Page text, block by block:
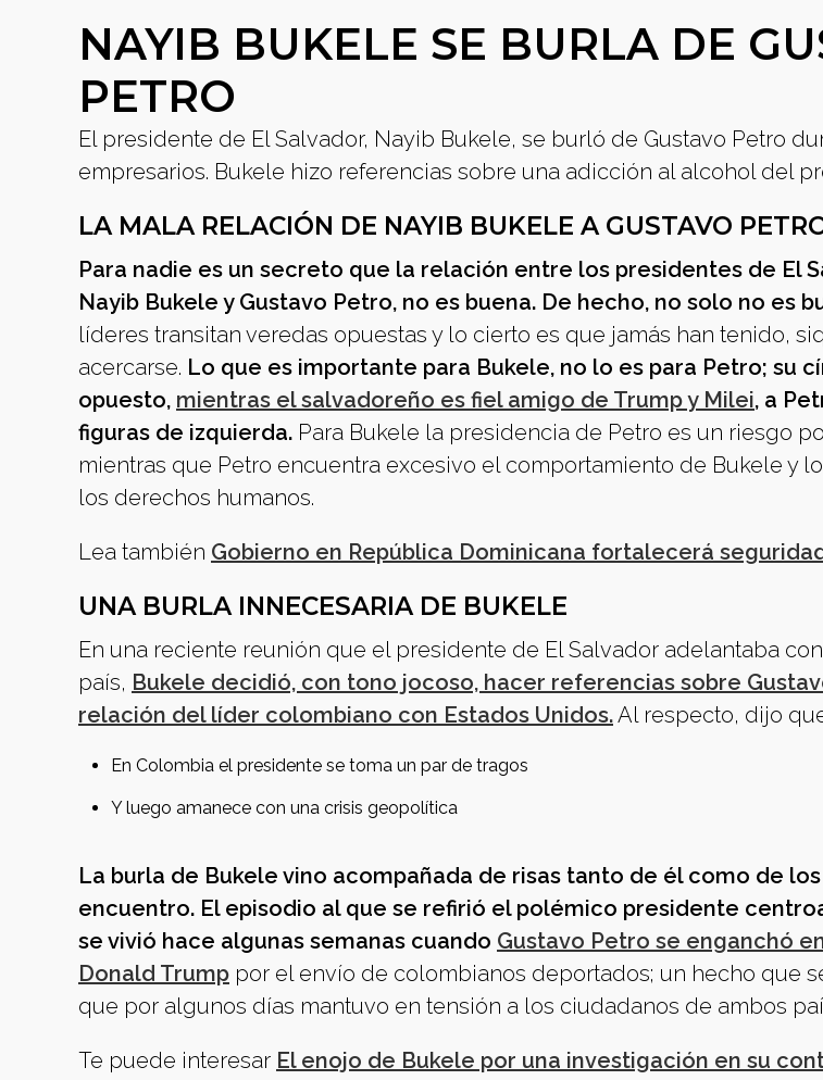
NAYIB BUKELE SE BURLA DE
PETRO
El presidente de El Salvador, Nayib Bukele, se burló de Gustavo Petro
empresarios. Bukele hizo referencias sobre una adicción al alcohol del
LA MALA RELACIÓN DE NAYIB BUKELE A GUSTAVO
Para nadie es un secreto que la relación entre los presidentes de El
Nayib Bukele y Gustavo Petro, no es buena. De hecho, no solo no es
líderes transitan veredas opuestas y lo cierto es que jamás han tenido,
acercarse. Lo que es importante para Bukele, no lo es para Petro; su
opuesto, mientras el salvadoreño es fiel amigo de Trump y Milei, a
figuras de izquierda. Para Bukele la presidencia de Petro es un riesgo
mientras que Petro encuentra excesivo el comportamiento de Bukele y
los derechos humanos.
Lea también Gobierno en República Dominicana fortalecerá
UNA BURLA INNECESARIA DE BUKELE
En una reciente reunión que el presidente de El Salvador adelantaba
país, Bukele decidió, con tono jocoso, hacer referencias sobre
relación del líder colombiano con Estados Unidos.Al respecto, dijo
En Colombia el presidente se toma un par de tragos
Y luego amanece con una crisis geopolítica
La burla de Bukele vino acompañada de risas tanto de él como de
encuentro. El episodio al que se refirió el polémico presidente
se vivió hace algunas semanas cuando Gustavo Petro se enganchó
Donald Trump por el envío de colombianos deportados; un hecho que
que por algunos días mantuvo en tensión a los ciudadanos de ambos
Te puede interesar El enojo de Bukele por una investigación en su